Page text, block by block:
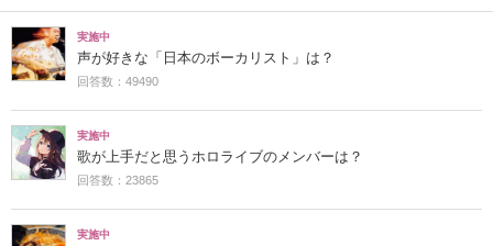
実施中
声が好きな「日本のボーカリスト」は？
回答数：49490
実施中
歌が上手だと思うホロライブのメンバーは？
回答数：23865
実施中